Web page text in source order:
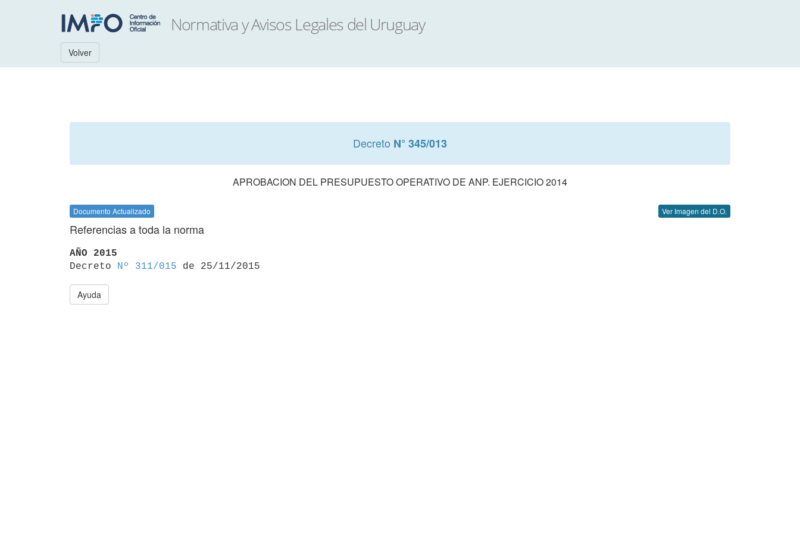
Volver
Decreto N° 345/013
APROBACION DEL PRESUPUESTO OPERATIVO DE ANP. EJERCICIO 2014
Documento Actualizado Ver Imagen del D.O.
Referencias a toda la norma
AÑO 2015
Decreto
Nº 311/015
Ayuda